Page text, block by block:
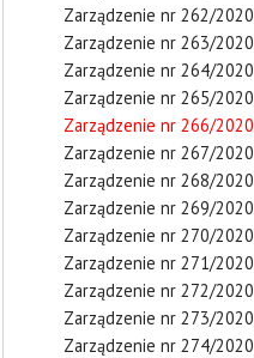
Zarządzenie nr 262/2020
Zarządzenie nr 263/2020
Zarządzenie nr 264/2020
Zarządzenie nr 265/2020
Zarządzenie nr 266/2020
Zarządzenie nr 267/2020
Zarządzenie nr 268/2020
Zarządzenie nr 269/2020
Zarządzenie nr 270/2020
Zarządzenie nr 271/2020
Zarządzenie nr 272/2020
Zarządzenie nr 273/2020
Zarządzenie nr 274/2020